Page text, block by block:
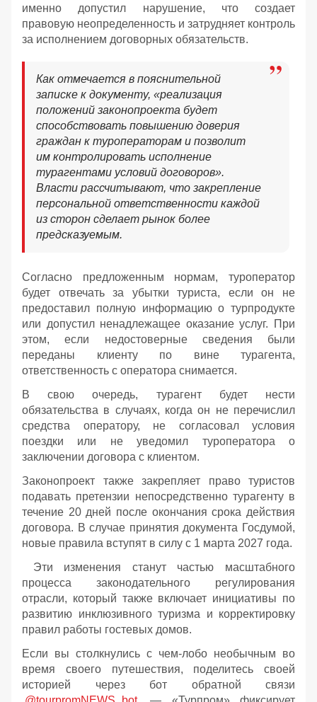
именно допустил нарушение, что создает
правовую неопределенность и затрудняет контроль
за исполнением договорных обязательств.
Как отмечается в пояснительной
записке к документу, «реализация
положений законопроекта будет
способствовать повышению доверия
граждан к туроператорам и позволит
им контролировать исполнение
турагентами условий договоров».
Власти рассчитывают, что закрепление
персональной ответственности каждой
из сторон сделает рынок более
предсказуемым.
Согласно предложенным нормам, туроператор
будет отвечать за убытки туриста, если он не
предоставил полную информацию о турпродукте
или допустил ненадлежащее оказание услуг. При
этом, если недостоверные сведения были
переданы клиенту по вине турагента,
ответственность с оператора снимается.
В свою очередь, турагент будет нести
обязательства в случаях, когда он не перечислил
средства оператору, не согласовал условия
поездки или не уведомил туроператора о
заключении договора с клиентом.
Законопроект также закрепляет право туристов
подавать претензии непосредственно турагенту в
течение 20 дней после окончания срока действия
договора. В случае принятия документа Госдумой,
новые правила вступят в силу с 1 марта 2027 года.
Эти изменения станут частью масштабного
процесса законодательного регулирования
отрасли, который также включает инициативы по
развитию инклюзивного туризма и корректировку
правил работы гостевых домов.
Если вы столкнулись с чем-лобо необычным во
время своего путешествия, поделитесь своей
историей через бот обратной связи